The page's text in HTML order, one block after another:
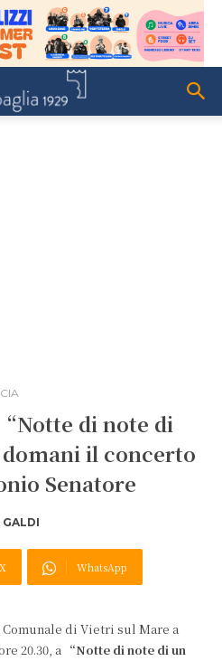
di note di
il concerto
Senatore
GALDI
X WhatsApp
di Vietri sul Mare a
20.30, a “Notte di note di un